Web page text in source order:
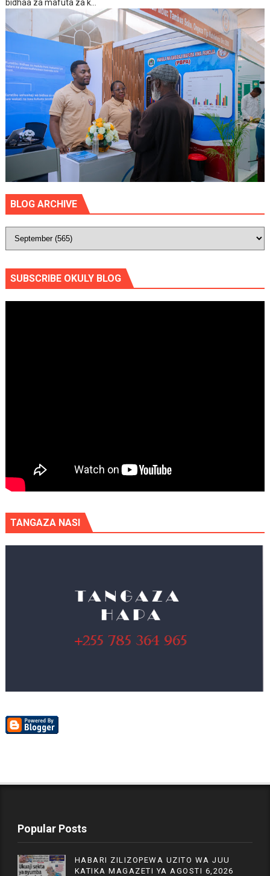
bidhaa za mafuta za k...
BLOG ARCHIVE
SUBSCRIBE OKULY BLOG
TANGAZA NASI
Popular Posts
HABARI ZILIZOPEWA UZITO WA JUU
KATIKA MAGAZETI YA AGOSTI 6,2026